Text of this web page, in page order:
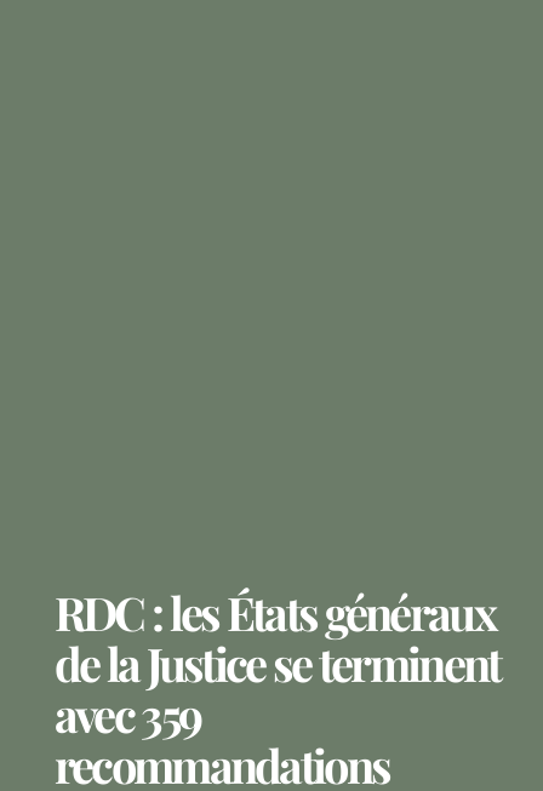
RDC : les États généraux
de la Justice se terminent
avec 359
recommandations